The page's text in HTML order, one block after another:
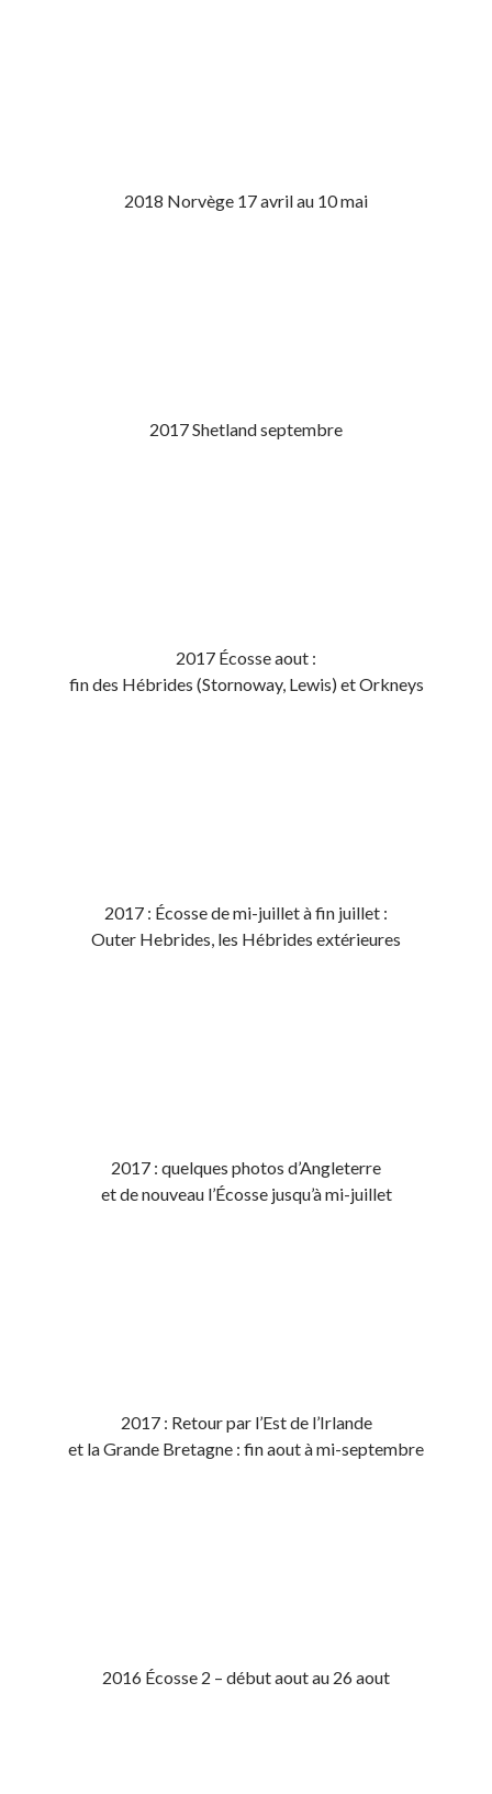
2018 Norvège 17 avril au 10 mai
2017 Shetland septembre
2017 Écosse aout :
fin des Hébrides (Stornoway, Lewis) et Orkneys
2017 : Écosse de mi-juillet à fin juillet :
Outer Hebrides, les Hébrides extérieures
2017 : quelques photos d’Angleterre
et de nouveau l’Écosse jusqu’à mi-juillet
2017 : Retour par l’Est de l’Irlande
et la Grande Bretagne : fin aout à mi-septembre
2016 Écosse 2 – début aout au 26 aout